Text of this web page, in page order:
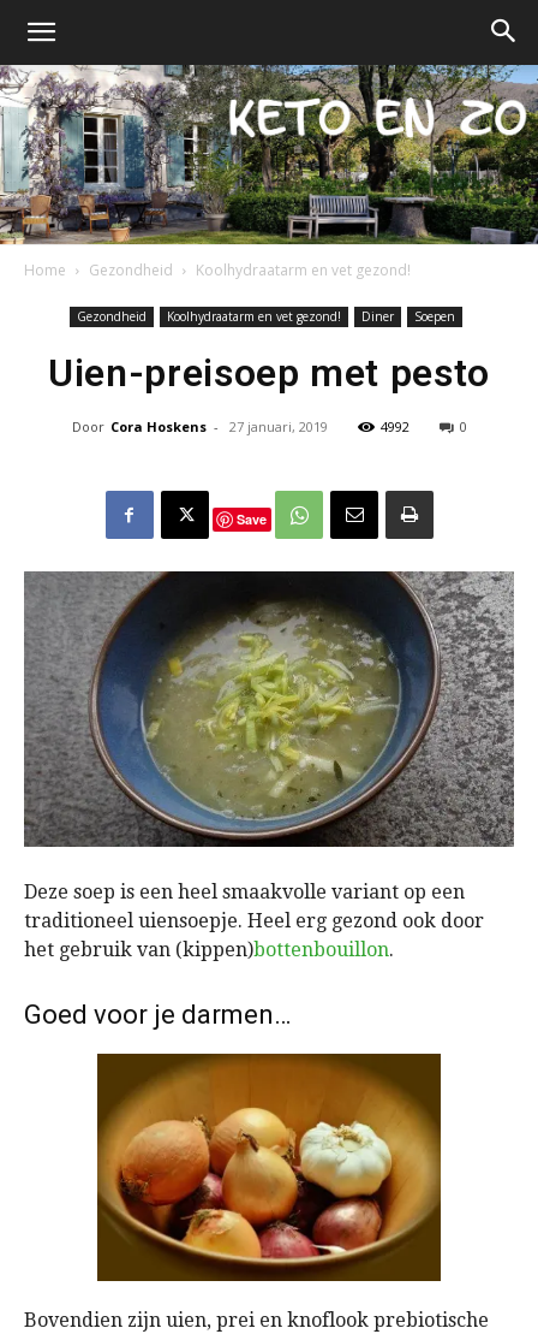
zo
Home Gezondheid Koolhydraatarm en vet gezond!
Gezondheid Koolhydraatarm en vet gezond! Diner Soepen
Uien-preisoep met pesto
Door Cora Hoskens - 27 januari, 2019 4992 0
Save
Deze soep is een heel smaakvolle variant op een
traditioneel uiensoepje. Heel erg gezond ook door
het gebruik van (kippen)bottenbouillon.
Goed voor je darmen…
Bovendien zijn uien, prei en knoflook prebiotische